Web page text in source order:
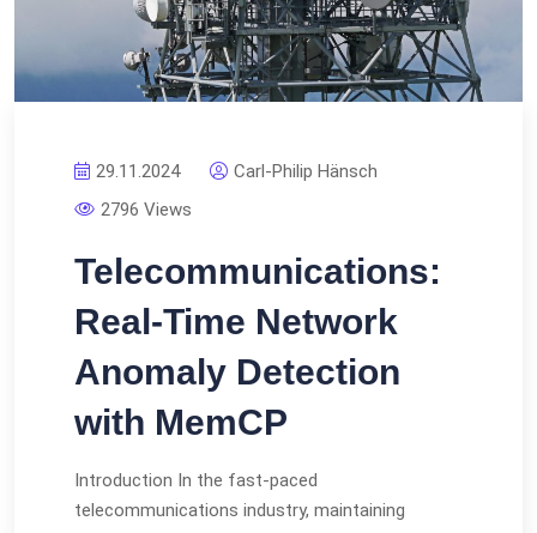
29.11.2024
Carl-Philip Hänsch
2796 Views
Telecommunications:
Real-Time Network
Anomaly Detection
with MemCP
Introduction In the fast-paced
telecommunications industry, maintaining